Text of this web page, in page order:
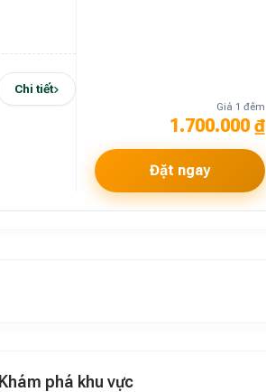
Chi tiết
Giá 1 đêm
1.700.000 ₫
Đặt ngay
Khám phá khu vực